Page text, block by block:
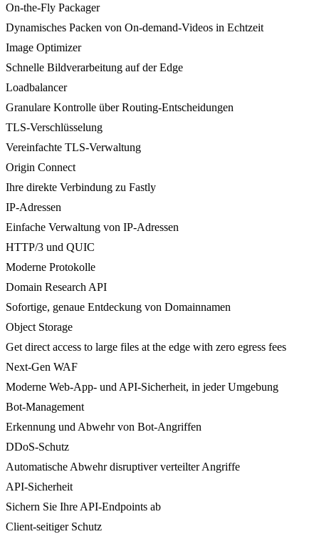
On-the-Fly Packager
Dynamisches Packen von On-demand-Videos in Echtzeit
Image Optimizer
Schnelle Bildverarbeitung auf der Edge
Loadbalancer
Granulare Kontrolle über Routing-Entscheidungen
TLS-Verschlüsselung
Vereinfachte TLS-Verwaltung
Origin Connect
Ihre direkte Verbindung zu Fastly
IP-Adressen
Einfache Verwaltung von IP-Adressen
HTTP/3 und QUIC
Moderne Protokolle
Domain Research API
Sofortige, genaue Entdeckung von Domainnamen
Object Storage
Get direct access to large files at the edge with zero egress fees
Next-Gen WAF
Moderne Web-App- und API-Sicherheit, in jeder Umgebung
Bot-Management
Erkennung und Abwehr von Bot-Angriffen
DDoS-Schutz
Automatische Abwehr disruptiver verteilter Angriffe
API-Sicherheit
Sichern Sie Ihre API-Endpoints ab
Client-seitiger Schutz